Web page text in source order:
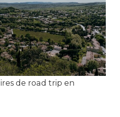
de road trip en